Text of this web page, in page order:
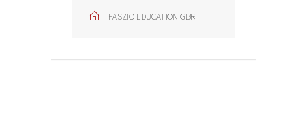
FASZIO EDUCATION GBR